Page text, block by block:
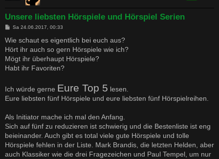
Unsere liebsten Hörspiele und Hörspiel Serien
B
i
t
r
a
g
Sa 24.06.2017, 00:33
Wie schaut es eigentlich bei euch aus?
Hört ihr auch so gern Hörspiele wie ich?
Mögt ihr überhaupt Hörspiele?
Habt ihr Favoriten?
Ich würde gerne Eure Top 5 lesen.
Eure liebsten fünf Hörspiele und eure liebsten fünf Hörspielreihen.
Als Initiator mache ich mal den Anfang.
Sich auf fünf zu reduzieren ist schwierig und die Bestenliste ist eng
beieinander. Auch gibt es total viele gute Hörspiele und tolle
Hörspiele fehlen in der Liste. Mark Brandis, die letzten Helden, aber
auch Klassiker wie die drei Fragezeichen und Paul Tempel, um nur